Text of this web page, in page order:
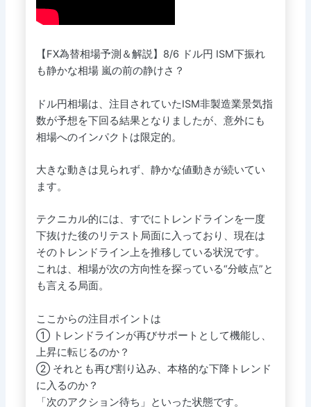
【FX為替相場予測＆解説】8/6 ドル円 ISM下振れ
も静かな相場 嵐の前の静けさ？
ドル円相場は、注目されていたISM非製造業景気指
数が予想を下回る結果となりましたが、意外にも
相場へのインパクトは限定的。
大きな動きは見られず、静かな値動きが続いてい
ます。
テクニカル的には、すでにトレンドラインを一度
下抜けた後のリテスト局面に入っており、現在は
そのトレンドライン上を推移している状況です。
これは、相場が次の方向性を探っている“分岐点”と
も言える局面。
ここからの注目ポイントは
① トレンドラインが再びサポートとして機能し、
上昇に転じるのか？
② それとも再び割り込み、本格的な下降トレンド
に入るのか？
「次のアクション待ち」といった状態です。